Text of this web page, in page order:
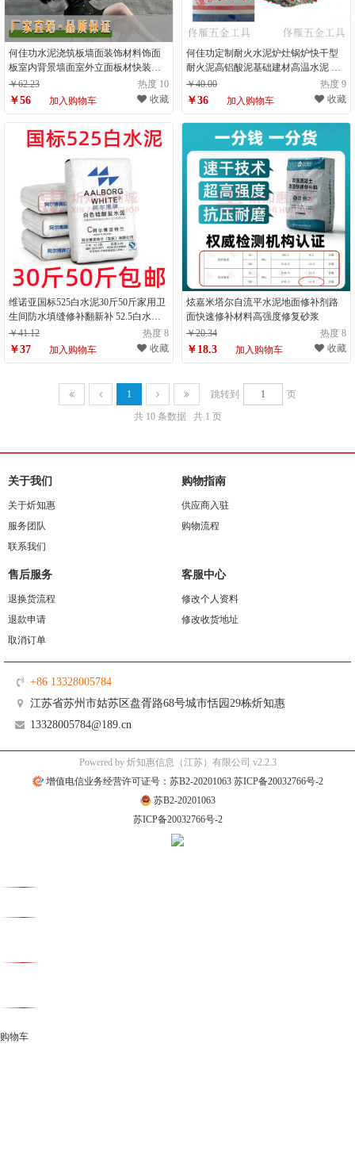
何佳功水泥浇筑板墙面装饰材料饰面
板室内背景墙面室外立面板材快装板
材
￥62.23 热度 10
￥56 加入购物车 收藏
何佳功定制耐火水泥炉灶锅炉快干型
耐火泥高铝酸泥基础建材高温水泥 默
认
￥40.00 热度 9
￥36 加入购物车 收藏
维诺亚国标525白水泥30斤50斤家用卫
生间防水填缝修补翻新补 52.5白水泥
20斤装(送：刮板)
￥41.12 热度 8
￥37 加入购物车 收藏
炫嘉米塔尔自流平水泥地面修补剂路
面快速修补材料高强度修复砂浆
￥20.34
热度 8
￥18.3 加入购物车 收藏
1 跳转到
页
共 10 条数据
共 1 页
关于我们
关于炘知惠
服务团队
联系我们
购物指南
供应商入驻
购物流程
售后服务
退换货流程
退款申请
取消订单
客服中心
修改个人资料
修改收货地址
+86 13328005784
江苏省苏州市姑苏区盘胥路68号城市恬园29栋炘知惠
13328005784@189.cn
Powered by 炘知惠信息（江苏）有限公司 v2.2.3
增值电信业务经营许可证号：苏B2-20201063 苏ICP备20032766号-2
苏B2-20201063
苏ICP备20032766号-2
购物车